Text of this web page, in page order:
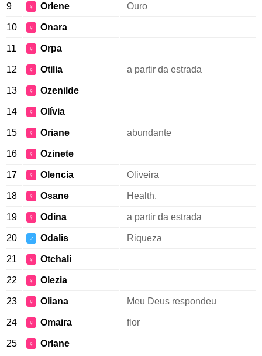
9 ♀ Orlene Ouro
10 ♀ Onara
11 ♀ Orpa
12 ♀ Otilia a partir da estrada
13 ♀ Ozenilde
14 ♀ Olívia
15 ♀ Oriane abundante
16 ♀ Ozinete
17 ♀ Olencia Oliveira
18 ♀ Osane Health.
19 ♀ Odina a partir da estrada
20 ♂ Odalis Riqueza
21 ♀ Otchali
22 ♀ Olezia
23 ♀ Oliana Meu Deus respondeu
24 ♀ Omaira flor
25 ♀ Orlane